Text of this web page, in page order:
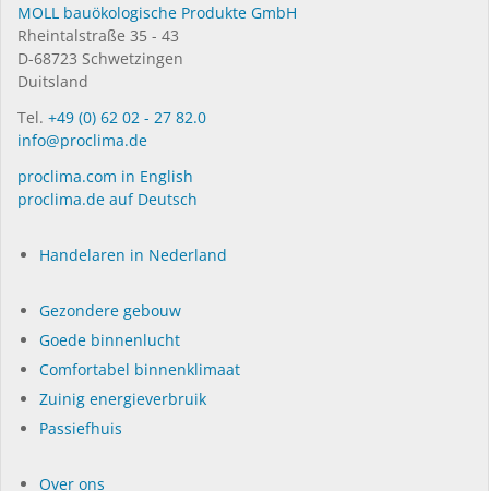
MOLL bauökologische Produkte GmbH
Rheintalstraße 35 - 43
D-68723 Schwetzingen
Duitsland
Tel. +49 (0) 62 02 - 27 82.0
info@proclima.de
proclima.com in English
proclima.de auf Deutsch
Handelaren in Nederland
Gezondere gebouw
Goede binnenlucht
Comfortabel binnenklimaat
Zuinig energieverbruik
Passiefhuis
Over ons